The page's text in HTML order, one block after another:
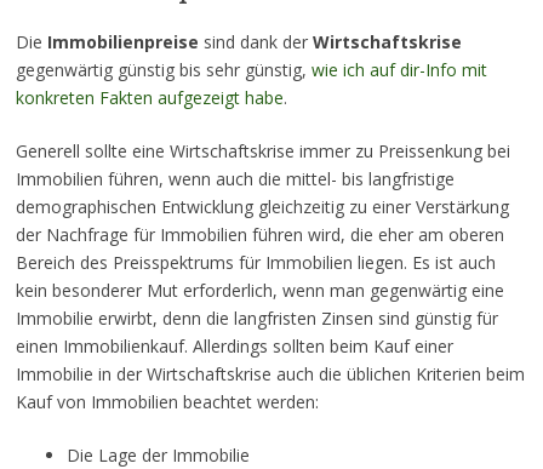
Die Immobilienpreise sind dank der Wirtschaftskrise
gegenwärtig günstig bis sehr günstig, wie ich auf dir-Info mit
konkreten Fakten aufgezeigt habe.
Generell sollte eine Wirtschaftskrise immer zu Preissenkung bei
Immobilien führen, wenn auch die mittel- bis langfristige
demographischen Entwicklung gleichzeitig zu einer Verstärkung
der Nachfrage für Immobilien führen wird, die eher am oberen
Bereich des Preisspektrums für Immobilien liegen. Es ist auch
kein besonderer Mut erforderlich, wenn man gegenwärtig eine
Immobilie erwirbt, denn die langfristen Zinsen sind günstig für
einen Immobilienkauf. Allerdings sollten beim Kauf einer
Immobilie in der Wirtschaftskrise auch die üblichen Kriterien beim
Kauf von Immobilien beachtet werden:
Die Lage der Immobilie